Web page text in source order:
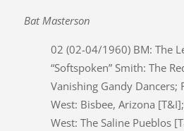
Bat Masterson
02 (02-04/1960) BM: The
“Softspoken” Smith: The
Vanishing Gandy Dancers;
West: Bisbee, Arizona
West: The Saline Pueblos